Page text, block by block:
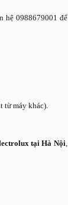
hệ 0988679001 để
từ máy khác).
tại Hà Nội,